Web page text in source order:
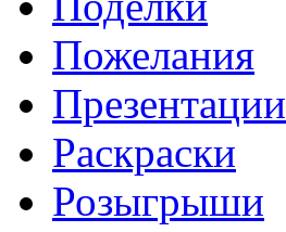
Пожелания
Презентации
Раскраски
Розыгрыши